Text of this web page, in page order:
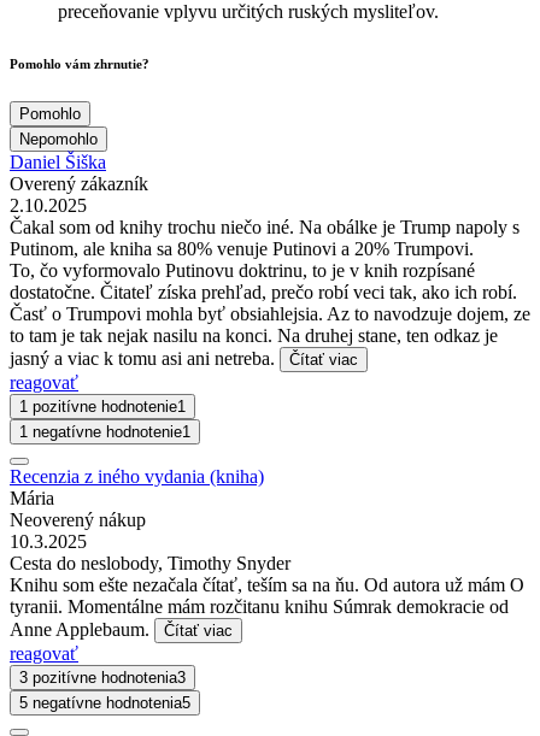
preceňovanie vplyvu určitých ruských mysliteľov.
Pomohlo vám zhrnutie?
Pomohlo
Nepomohlo
Daniel Šiška
Overený zákazník
2.10.2025
Čakal som od knihy trochu niečo iné. Na obálke je Trump napoly s
Putinom, ale kniha sa 80% venuje Putinovi a 20% Trumpovi.
To, čo vyformovalo Putinovu doktrinu, to je v knih rozpísané
dostatočne. Čitateľ získa prehľad, prečo robí veci tak, ako ich robí.
Časť o Trumpovi mohla byť obsiahlejsia. Az to navodzuje dojem, ze
to tam je tak nejak nasilu na konci. Na druhej stane, ten odkaz je
jasný a viac k tomu asi ani netreba.
Čítať viac
reagovať
1 pozitívne hodnotenie1
1 negatívne hodnotenie1
Recenzia z iného vydania (kniha)
Mária
Neoverený nákup
10.3.2025
Cesta do neslobody, Timothy Snyder
Knihu som ešte nezačala čítať, teším sa na ňu. Od autora už mám O
tyranii. Momentálne mám rozčitanu knihu Súmrak demokracie od
Anne Applebaum.
Čítať viac
reagovať
3 pozitívne hodnotenia3
5 negatívne hodnotenia5